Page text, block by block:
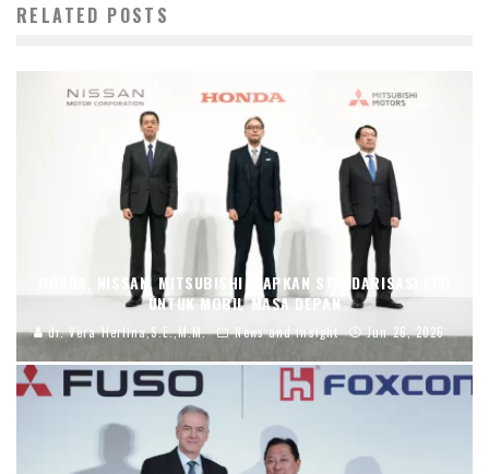
RELATED POSTS
HONDA, NISSAN, MITSUBISHI SIAPKAN STANDARISASI ECU
UNTUK MOBIL MASA DEPAN
dr. Vera Herlina,S.E.,M.M. News and Insight Jun 26, 2026